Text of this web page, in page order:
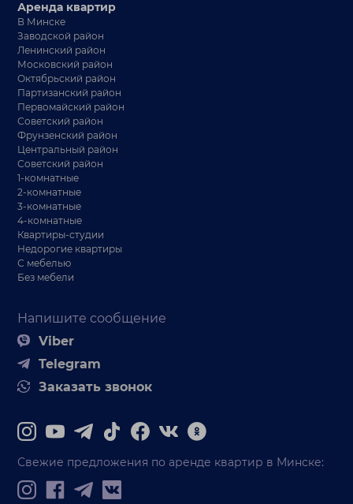
Напишите сообщение
Viber
Telegram
Заказать звонок
Аренда квартир
В Минске
Заводской район
Ленинский район
Московский район
Октябрьский район
Партизанский район
Первомайский район
Советский район
Фрунзенский район
Центральный район
Советский район
1-комнатные
2-комнатные
3-комнатные
4-комнатные
Квартиры-студии
Недорогие квартиры
С мебелью
Без мебели
Свежие предложения по аренде квартир в Минске: